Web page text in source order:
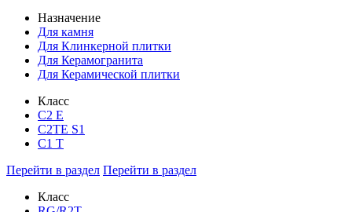
Назначение
Для камня
Для Клинкерной плитки
Для Керамогранита
Для Керамической плитки
Класс
С2 Е
C2TE S1
C1 T
Перейти в раздел Перейти в раздел
Класс